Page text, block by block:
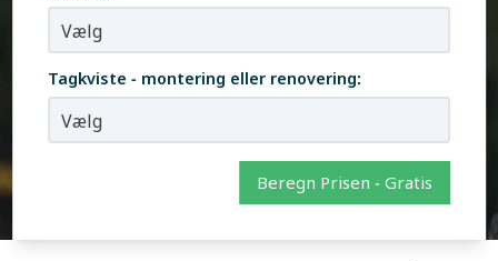
Tagkviste - montering eller renovering:
Beregn Prisen - Gratis